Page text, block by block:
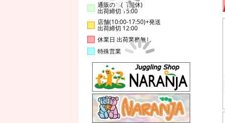
通販のみ(店舗休)
出荷締切 15:00
店舗(10:00-17:50)+発送
出荷締切 12:00
休業日 出荷業務無し
特殊営業